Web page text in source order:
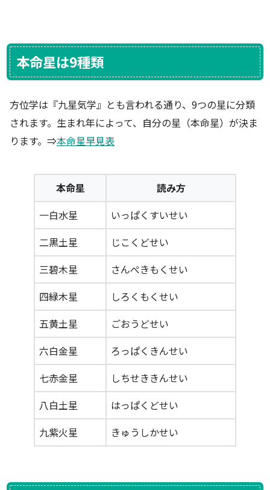
本命星は9種類
方位学は『九星気学』とも言われる通り、9つの星に分類
されます。生まれ年によって、自分の星（本命星）が決ま
ります。⇒本命星早見表
本命星
読み方
一白水星
いっぱくすいせい
二黒土星
じこくどせい
三碧木星
さんぺきもくせい
四緑木星
しろくもくせい
五黄土星
ごおうどせい
六白金星
ろっぱくきんせい
七赤金星
しちせききんせい
八白土星
はっぱくどせい
九紫火星
きゅうしかせい